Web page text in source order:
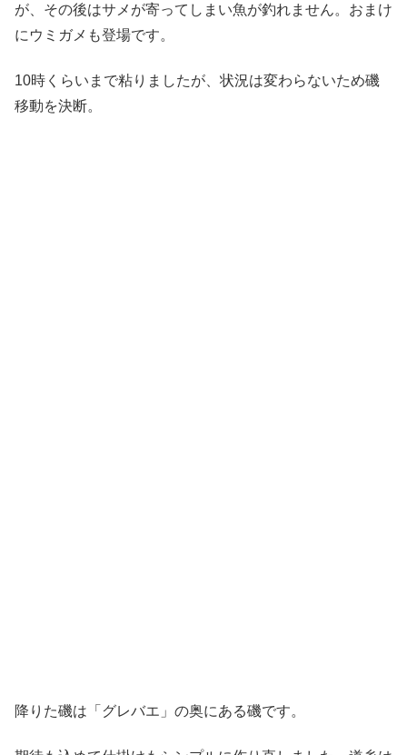
が、その後はサメが寄ってしまい魚が釣れません。おまけ
にウミガメも登場です。
10時くらいまで粘りましたが、状況は変わらないため磯
移動を決断。
降りた磯は「グレバエ」の奥にある磯です。